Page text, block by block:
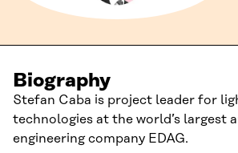
Biography
Stefan Caba is project leader for
technologies at the world’s largest
engineering company EDAG.